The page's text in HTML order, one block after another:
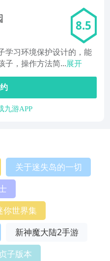
8.5
学习环境保护设计的，能
子，操作方法简...展开
九游APP
关于迷失岛的一切
你世界集
新神魔大陆2手游
子版本